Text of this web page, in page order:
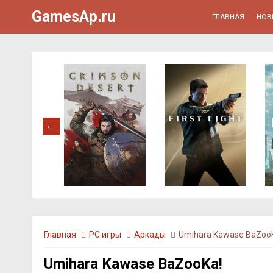
GamesAp.ru ГЛАВНАЯ
Главная PC игры Аркады Umihara Kawase
Umihara Kawase BaZooKa!